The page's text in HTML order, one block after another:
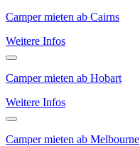
Camper mieten ab Cairns
Weitere Infos
Camper mieten ab Hobart
Weitere Infos
Camper mieten ab Melbourne